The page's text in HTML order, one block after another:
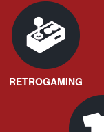
RETROGAMING